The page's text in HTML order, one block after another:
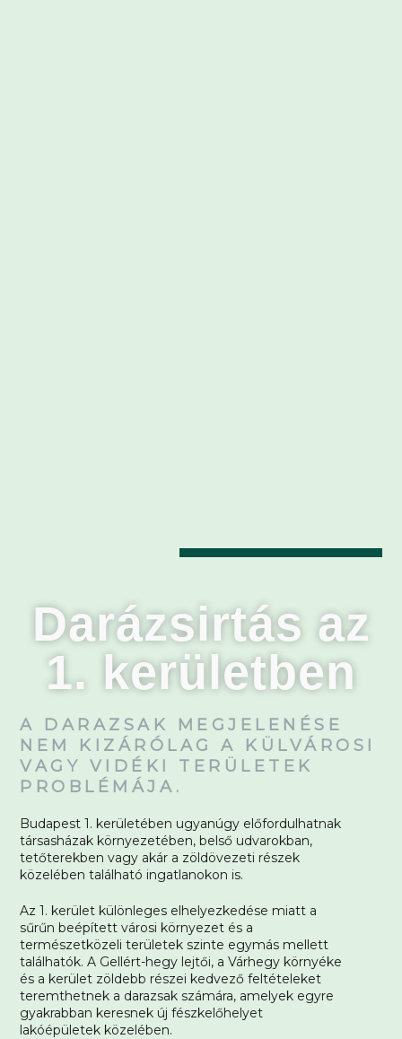
Darázsirtás az
1. kerületben
A DARAZSAK MEGJELENÉSE
NEM KIZÁRÓLAG A KÜLVÁROSI
VAGY VIDÉKI TERÜLETEK
PROBLÉMÁJA.
Budapest 1. kerületében ugyanúgy előfordulhatnak
társasházak környezetében, belső udvarokban,
tetőterekben vagy akár a zöldövezeti részek
közelében található ingatlanokon is.
Az 1. kerület különleges elhelyezkedése miatt a
sűrűn beépített városi környezet és a
természetközeli területek szinte egymás mellett
találhatók. A Gellért-hegy lejtői, a Várhegy környéke
és a kerület zöldebb részei kedvező feltételeket
teremthetnek a darazsak számára, amelyek egyre
gyakrabban keresnek új fészkelőhelyet
lakóépületek közelében.